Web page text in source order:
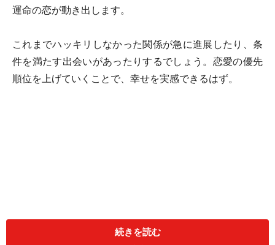
運命の恋が動き出します。
これまでハッキリしなかった関係が急に進展したり、条
件を満たす出会いがあったりするでしょう。恋愛の優先
順位を上げていくことで、幸せを実感できるはず。
続きを読む